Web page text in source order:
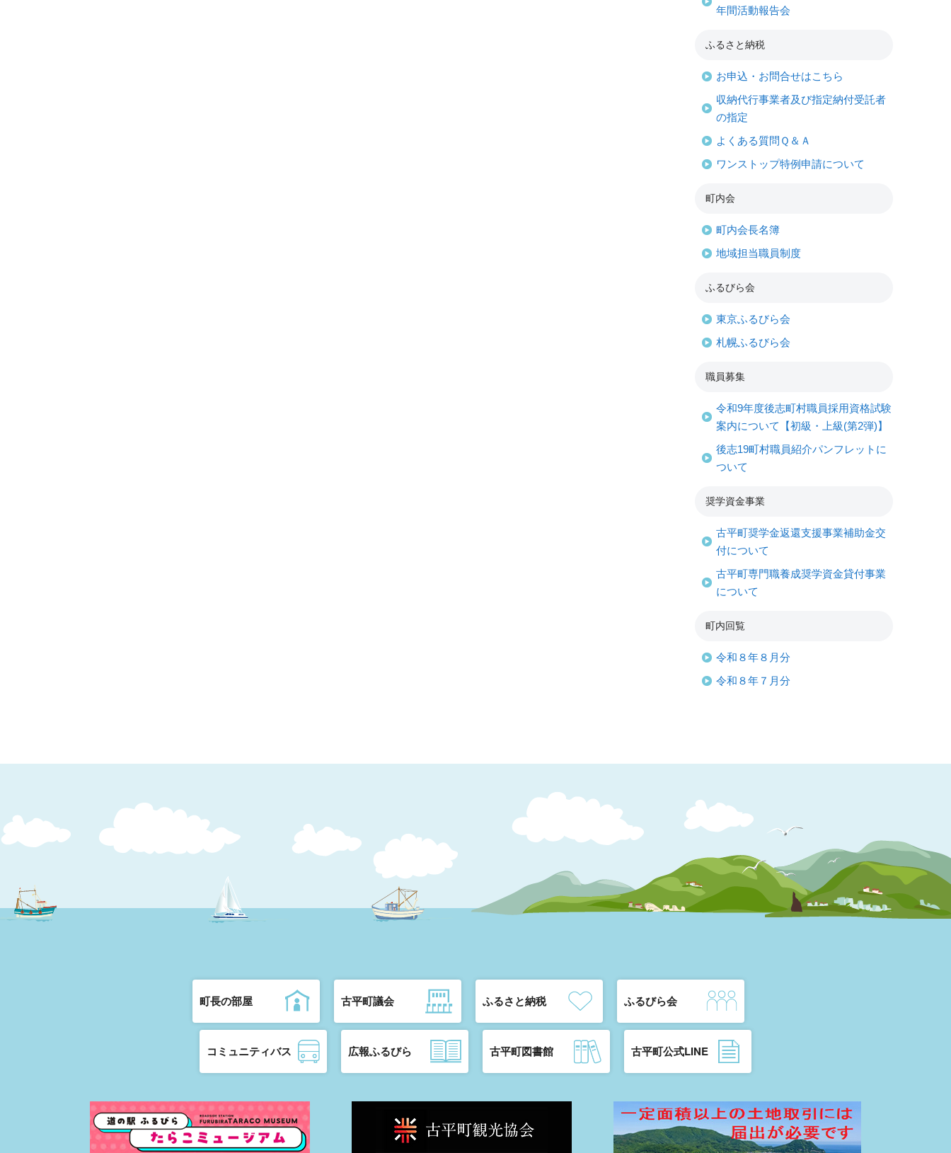
年間活動報告会
ふるさと納税
お申込・お問合せはこちら
収納代行事業者及び指定納付受託者
の指定
よくある質問Ｑ＆Ａ
ワンストップ特例申請について
町内会
町内会長名簿
地域担当職員制度
ふるびら会
東京ふるびら会
札幌ふるびら会
職員募集
令和9年度後志町村職員採用資格試験
案内について【初級・上級(第2弾)】
後志19町村職員紹介パンフレットに
ついて
奨学資金事業
古平町奨学金返還支援事業補助金交
付について
古平町専門職養成奨学資金貸付事業
について
町内回覧
令和８年８月分
令和８年７月分
町長の部屋 古平町議会 ふるさと納税 ふるびら会
コミュニティバス 広報ふるびら 古平町図書館 古平町公式LINE